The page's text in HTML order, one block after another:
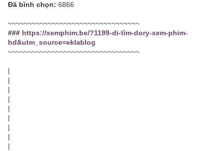
Đã bình chọn: 6866
~~~~~~~~~~~~~~~~~~~~~~~~~~~~~~~~~
### https://xemphim.be/?1199-di-tìm-dory-xem-phim-
hd&utm_source=eklablog
~~~~~~~~~~~~~~~~~~~~~~~~~~~~~~~~~
|
|
|
|
|
|
|
|
|